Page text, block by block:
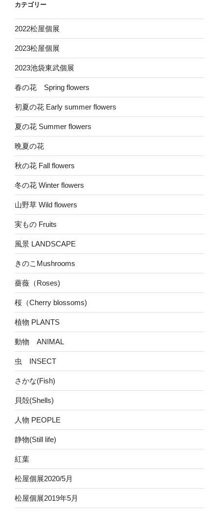
カテゴリー
2022松屋個展
2023松屋個展
2023池袋東武個展
春の花 Spring flowers
初夏の花 Early summer flowers
夏の花 Summer flowers
晩夏の花
秋の花 Fall flowers
冬の花 Winter flowers
山野草 Wild flowers
実もの Fruits
風景 LANDSCAPE
きのこMushrooms
薔薇（Roses)
桜（Cherry blossoms)
植物 PLANTS
動物 ANIMAL
虫 INSECT
さかな(Fish)
貝殻(Shells)
人物 PEOPLE
静物(Still life)
紅葉
松屋個展2020/5月
松屋個展2019年5月